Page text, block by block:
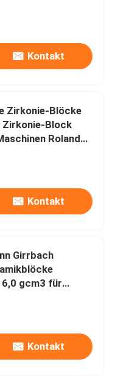
Kontakt
Zirkonie-Blöcke
Block
Roland
Kontakt
Girrbach
gcm3 für
Kontakt